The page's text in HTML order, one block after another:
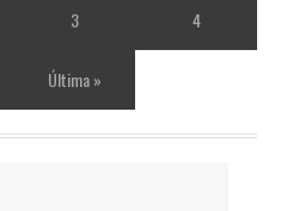
3 4
Última »